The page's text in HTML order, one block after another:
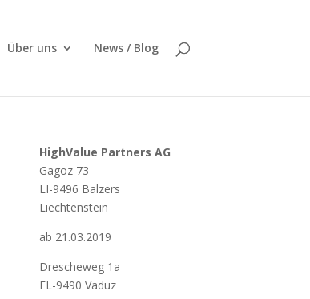
Über uns News / Blog
HighValue Partners AG
Gagoz 73
LI-9496 Balzers
Liechtenstein
ab 21.03.2019
Drescheweg 1a
FL-9490 Vaduz